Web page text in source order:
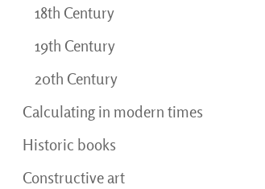
18th Century
19th Century
20th Century
Calculating in modern times
Historic books
Constructive art